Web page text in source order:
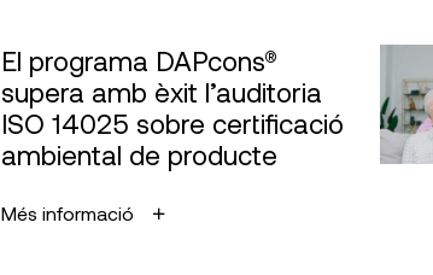
El programa DAPcons®
supera amb èxit l’auditoria
ISO 14025 sobre certificació
ambiental de producte
Més informació